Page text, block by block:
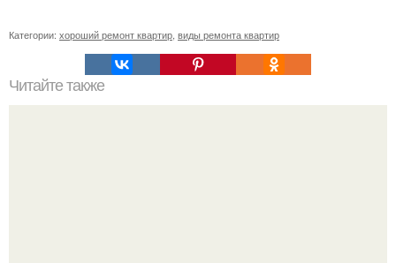
Категории: хороший ремонт квартир виды ремонта квартир
Читайте также